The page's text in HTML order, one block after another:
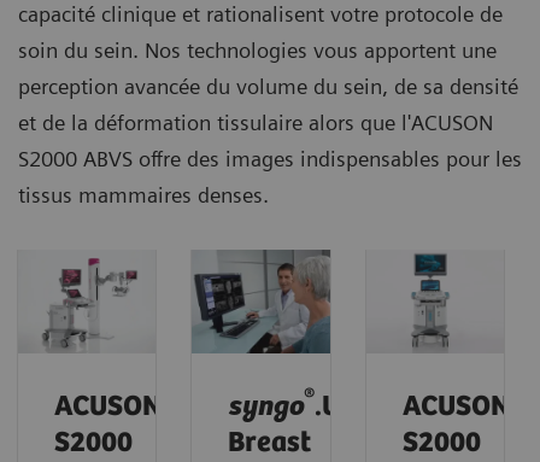
capacité clinique et rationalisent votre protocole de
soin du sein. Nos technologies vous apportent une
perception avancée du volume du sein, de sa densité
et de la déformation tissulaire alors que l'ACUSON
S2000 ABVS offre des images indispensables pour les
tissus mammaires denses.
ACUSON
S2000
syngo®.Ultrasound
Breast
ACUSON
S2000